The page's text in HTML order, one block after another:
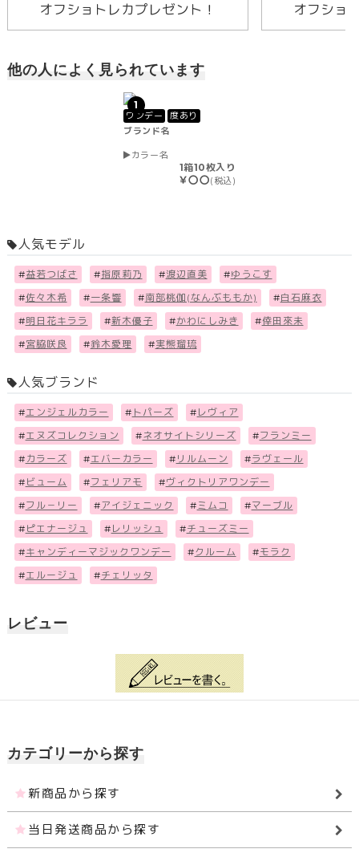
オフショトレカプレゼント！
オフショ
他の人によく見られています
1
ワンデー
度あり
ブランド名
カラー名
1箱10枚入り
￥〇〇(税込)
人気モデル
#益若つばさ #指原莉乃 #渡辺直美 #ゆうこす
#佐々木希 #一条響 #南部桃伽(なんぶももか) #白石麻衣
#明日花キララ #新木優子 #かわにしみき #倖田來未
#宮脇咲良 #鈴木愛理 #実熊瑠琉
人気ブランド
#エンジェルカラー # トパーズ # レヴィア
#エヌズコレクション #ネオサイトシリーズ #フランミー
# カラーズ #エバーカラー # リルムーン #ラヴェール
# ビューム #フェリアモ #ヴィクトリアワンデー
#フル－リー #アイジェニック #ミムコ #マーブル
# ピエナージュ # レリッシュ #チューズミー
#キャンディーマジックワンデー #クルーム #モラク
#エルージュ #チェリッタ
レビュー
カテゴリーから探す
新商品から探す
当日発送商品から探す